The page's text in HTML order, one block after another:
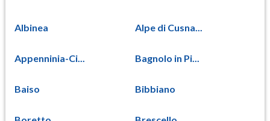
Albinea Alpe di Cusna...
Appenninia-Ci... Bagnolo in Pi...
Baiso Bibbiano